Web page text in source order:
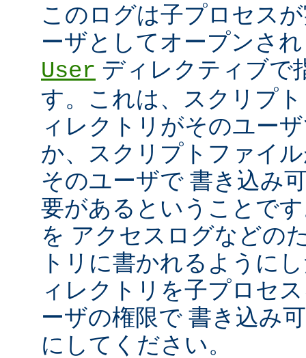
このログは子プロセス
ーザとしてオープンさ
User ディレクティブで
す。これは、スクリプ
ィレクトリがそのユー
か、スクリプトファイ
そのユーザで 書き込み
要があるということで
を アクセスログなどの
トリに書かれるように
ィレクトリを子プロセ
ーザの権限で 書き込み
にしてください。